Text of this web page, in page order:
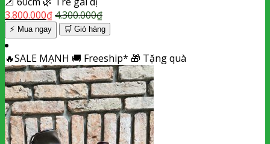
3.800.000₫4.300.000₫
⚡ Mua ngay 🛒 Giỏ hàng
🔥SALE MẠNH 🚚 Freeship* 🎁 Tặng quà